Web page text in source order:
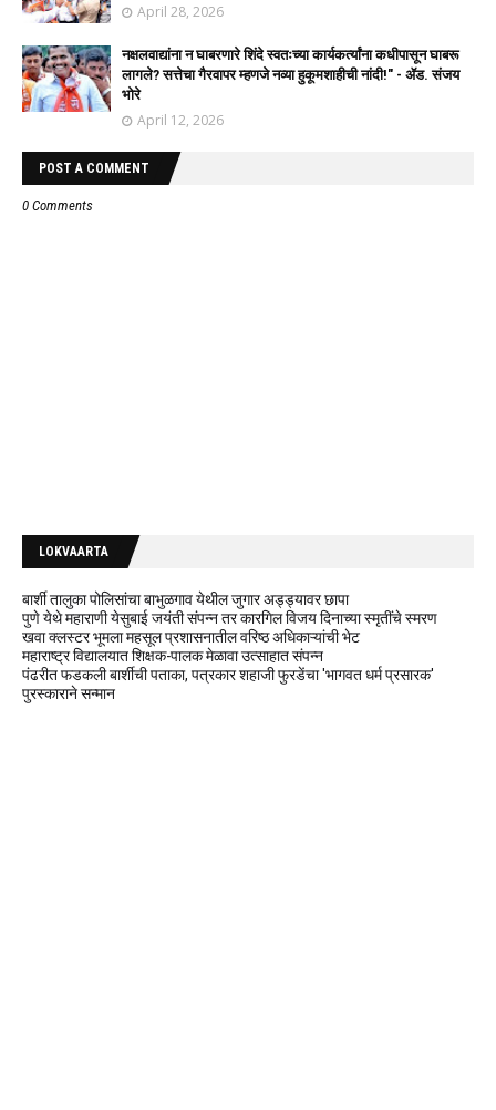
April 28, 2026
नक्षलवाद्यांना न घाबरणारे शिंदे स्वतःच्या कार्यकर्त्यांना कधीपासून घाबरू
लागले? सत्तेचा गैरवापर म्हणजे नव्या हुकूमशाहीची नांदी!" - ॲड. संजय
भोरे
April 12, 2026
POST A COMMENT
0 Comments
LOKVAARTA
बार्शी तालुका पोलिसांचा बाभुळगाव येथील जुगार अड्ड्यावर छापा
पुणे येथे महाराणी येसुबाई जयंती संपन्न तर कारगिल विजय दिनाच्या स्मृतींचे स्मरण
खवा क्लस्टर भूमला महसूल प्रशासनातील वरिष्ठ अधिकाऱ्यांची भेट
महाराष्ट्र विद्यालयात शिक्षक-पालक मेळावा उत्साहात संपन्न
पंढरीत फडकली बार्शीची पताका, पत्रकार शहाजी फुरडेंचा 'भागवत धर्म प्रसारक'
पुरस्काराने सन्मान